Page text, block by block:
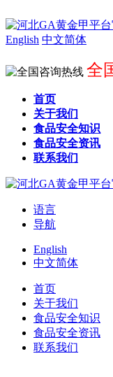
English 中文简体
全
首页
关于我们
食品安全知识
食品安全资讯
联系我们
语言
导航
English
中文简体
首页
关于我们
食品安全知识
食品安全资讯
联系我们